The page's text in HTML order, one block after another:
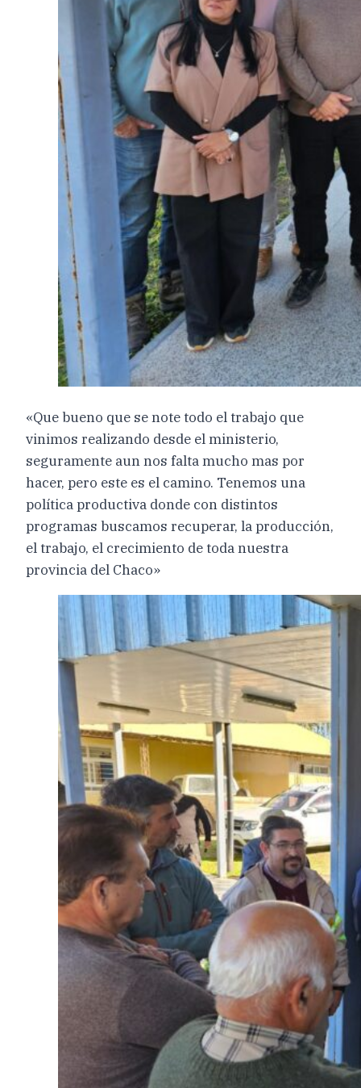
«Que bueno que se note todo el trabajo que
vinimos realizando desde el ministerio,
seguramente aun nos falta mucho mas por
hacer, pero este es el camino. Tenemos una
política productiva donde con distintos
programas buscamos recuperar, la producción,
el trabajo, el crecimiento de toda nuestra
provincia del Chaco»